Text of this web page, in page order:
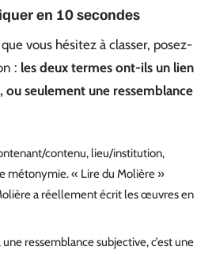
en 10 secondes
vous hésitez à classer, posez-
: les deux termes ont-ils un lien
ou seulement une ressemblance
contenu, lieu/institution,
métonymie. « Lire du Molière »
a réellement écrit les œuvres en
ressemblance subjective, c’est une